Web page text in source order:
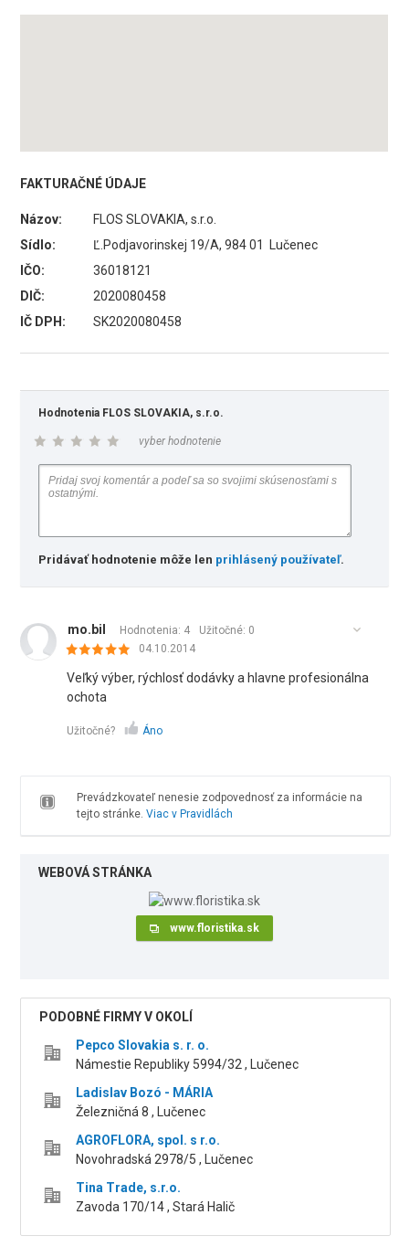
FAKTURAČNÉ ÚDAJE
Názov:
FLOS SLOVAKIA, s.r.o.
Sídlo:
Ľ.Podjavorinskej 19/A, 984 01 Lučenec
IČO:
36018121
DIČ:
2020080458
IČ DPH:
SK2020080458
Hodnotenia FLOS SLOVAKIA, s.r.o.
vyber hodnotenie
Pridávať hodnotenie môže len prihlásený používateľ.
mo.bil Hodnotenia: 4 Užitočné: 0
04.10.2014
Veľký výber, rýchlosť dodávky a hlavne profesionálna
ochota
Užitočné? Áno
Prevádzkovateľ nenesie zodpovednosť za informácie na
tejto stránke. Viac v Pravidlách
WEBOVÁ STRÁNKA
www.floristika.sk
PODOBNÉ FIRMY V OKOLÍ
Pepco Slovakia s. r. o.
Námestie Republiky 5994/32 , Lučenec
Ladislav Bozó - MÁRIA
Železničná 8 , Lučenec
AGROFLORA, spol. s r.o.
Novohradská 2978/5 , Lučenec
Tina Trade, s.r.o.
Zavoda 170/14 , Stará Halič